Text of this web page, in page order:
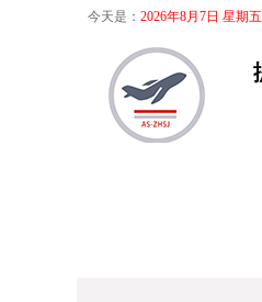
今天是： 2026年8月7日 星期五